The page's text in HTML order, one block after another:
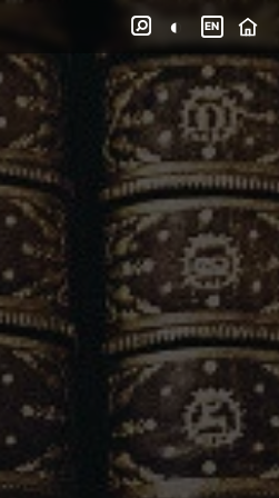
 ◐ EN